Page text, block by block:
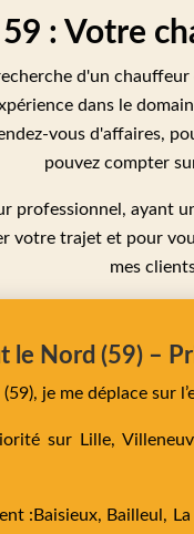
59 : Votre
d'un
dans le
vous d'affaires,
pouvez compter
professionnel, ayant
votre trajet et pour
mes
le Nord (59) –
(59), je me déplace sur
sur Lille,
: Baisieux, Bailleul,